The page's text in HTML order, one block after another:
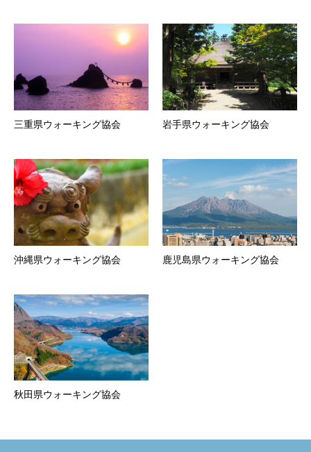
三重県ウォーキング協会 岩手県ウォーキング協会
沖縄県ウォーキング協会 鹿児島県ウォーキング協会
秋田県ウォーキング協会